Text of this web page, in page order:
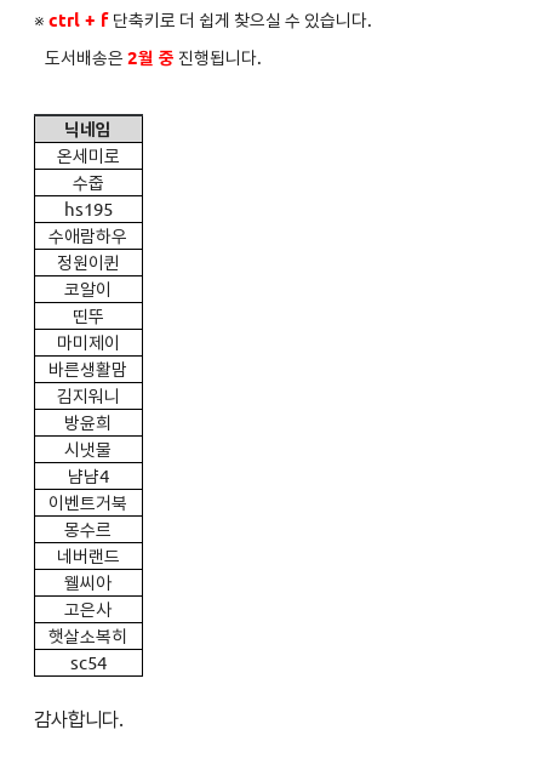
※ ctrl + f 단축키로 더 쉽게 찾으실 수 있습니다.
도서배송은 2월 중 진행됩니다.
닉네임
온세미로
수줍
hs195
수애람하우
정원이퀸
코알이
띤뚜
마미제이
바른생활맘
김지워니
방윤희
시냇물
냠냠4
이벤트거북
몽수르
네버랜드
웰씨아
고은사
햇살소복히
sc54
감사합니다.